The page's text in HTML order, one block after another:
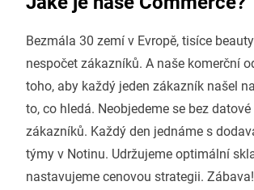
Bezmála 30 zemí v Evropě, tisíce
nespočet zákazníků. A naše komerční
toho, aby každý jeden zákazník našel
to, co hledá. Neobjedeme se bez
zákazníků. Každý den jednáme s
týmy v Notinu. Udržujeme optimální
nastavujeme cenovou strategii.